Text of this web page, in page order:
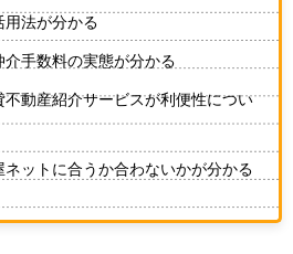
用法が分かる
手数料の実態が分かる
動産紹介サービスが利便性につい
ネットに合うか合わないかが分かる